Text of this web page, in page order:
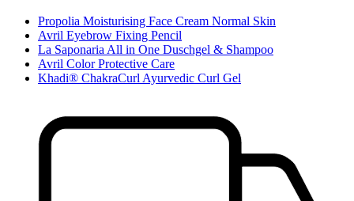
Propolia Moisturising Face Cream Normal Skin
Avril Eyebrow Fixing Pencil
La Saponaria All in One Duschgel & Shampoo
Avril Color Protective Care
Khadi® ChakraCurl Ayurvedic Curl Gel